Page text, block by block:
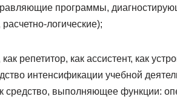
программы,
логические);
репетитор, как ассистент, как
интенсификации учебной
средство, выполняющее функции: